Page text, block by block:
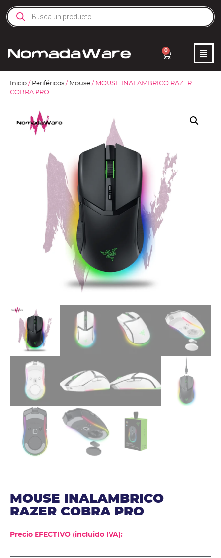
0
Inicio / Periféricos / Mouse / MOUSE INALAMBRICO RAZER
COBRA PRO
MOUSE INALAMBRICO
RAZER COBRA PRO
Precio EFECTIVO (incluido IVA):